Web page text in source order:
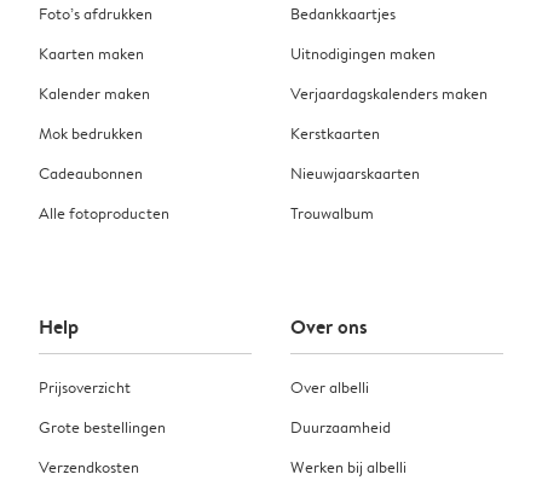
Foto’s afdrukken
Kaarten maken
Kalender maken
Mok bedrukken
Cadeaubonnen
Alle fotoproducten
Bedankkaartjes
Uitnodigingen maken
Verjaardagskalenders maken
Kerstkaarten
Nieuwjaarskaarten
Trouwalbum
Help
Prijsoverzicht
Grote bestellingen
Verzendkosten
Over ons
Over albelli
Duurzaamheid
Werken bij albelli